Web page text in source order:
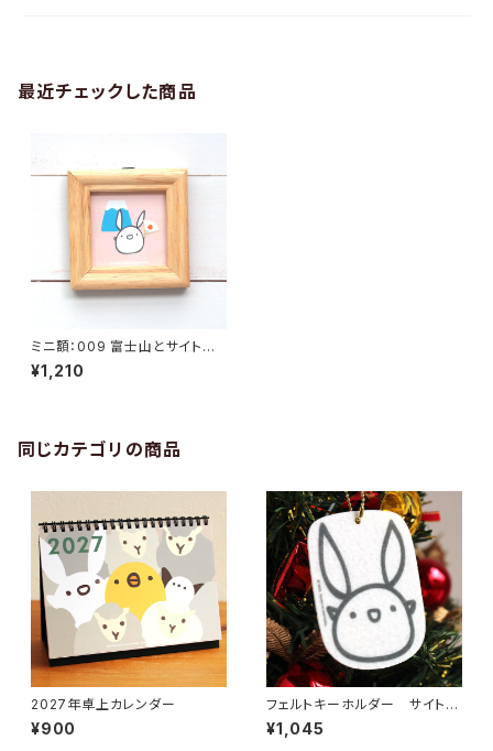
最近チェックした商品
ミニ額：009 富士山とサイトウ
サン
¥1,210
同じカテゴリの商品
2027年卓上カレンダー
¥900
フェルトキーホルダー サイトウ
サン
¥1,045